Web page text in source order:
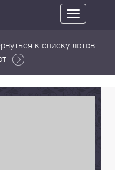
Toggle
navigation
к списку лотов